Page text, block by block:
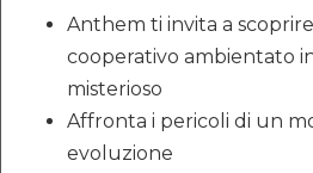
Anthem ti invita a
cooperativo ambientato
misterioso
Affronta i pericoli di un
evoluzione